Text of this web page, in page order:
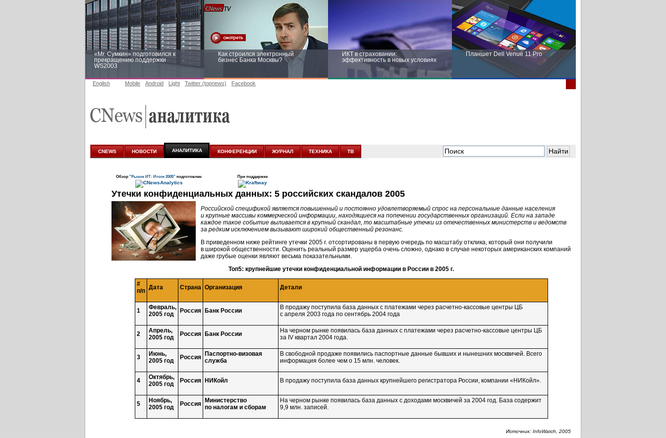
«Mr. Сумкин» подготовился к
прекращению поддержки
WS2003
Как строился электронный
бизнес Банка Москвы?
ИКТ в страховании:
эффективность в новых условиях
Планшет Dell Venue 11 Pro
аналитике
новых условиях
English Mobile Android Light Twitter (topnews) Facebook
CNEWS НОВОСТИ АНАЛИТИКА КОНФЕРЕНЦИИ ЖУРНАЛ ТЕХНИКА ТВ
Обзор "Рынок ИТ: Итоги 2005" подготовлен При поддержке
Утечки конфиденциальных данных: 5 российских скандалов 2005
Российской спецификой является повышенный и постоянно удовлетворяемый спрос на персональные данные населения
и крупные массивы коммерческой информации, находящиеся на попечении государственных организаций. Если на западе
каждое такое событие выливается в крупный скандал, то масштабные утечки из отечественных министерств и ведомств
за редким исключением вызывают широкий общественный резонанс.
В приведенном ниже рейтинге утечки 2005 г. отсортированы в первую очередь по масштабу отклика, который они получили
в широкой общественности. Оценить реальный размер ущерба очень сложно, однако в случае некоторых американских компаний
даже грубые оценки являют весьма показательными.
Топ5: крупнейшие утечки конфиденциальной информации в России в 2005 г.
#
п/п Дата Страна Организация Детали
1
Февраль,
2005 год
Россия Банк России В продажу поступила база данных с платежами через расчетно-кассовые центры ЦБ
с апреля 2003 года по сентябрь 2004 года
2
Апрель,
2005 год
Россия Банк России На черном рынке появилась база данных с платежами через расчетно-кассовые центры ЦБ
за IV квартал 2004 года.
3
Июнь,
2005 год
Россия
Паспортно-визовая
служба
В свободной продаже появились паспортные данные бывших и нынешних москвичей. Всего
информация более чем о 15 млн. человек.
4
Октябрь,
2005 год
Россия НИКойл В продажу поступила база данных крупнейшего регистратора России, компании «НИКойл».
5
Ноябрь,
2005 год
Россия
Министерство
по налогам и сборам
На черном рынке появилась база данных с доходами москвичей за 2004 год. База содержит
9,9 млн. записей.
Источник: InfoWatch, 2005